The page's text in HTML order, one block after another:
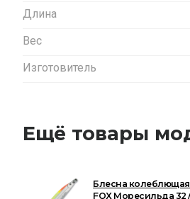
Длина
Вес
Изготовитель
Ещё товары
Блесна
FOX Моресильда 32 /